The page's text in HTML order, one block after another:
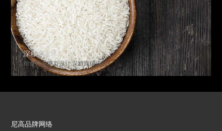
深粮多喜米
粮食行业网页设计,深粮商城设计
尼高品牌网络